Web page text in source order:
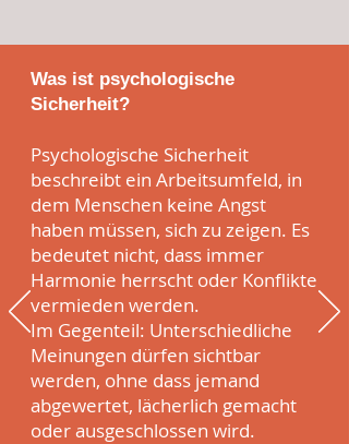
Was ist psychologische
Sicherheit?
Psychologische Sicherheit
beschreibt ein Arbeitsumfeld, in
dem Menschen keine Angst
haben müssen, sich zu zeigen. Es
bedeutet nicht, dass immer
Harmonie herrscht oder Konflikte
vermieden werden.
Im Gegenteil: Unterschiedliche
Meinungen dürfen sichtbar
werden, ohne dass jemand
abgewertet, lächerlich gemacht
oder ausgeschlossen wird.